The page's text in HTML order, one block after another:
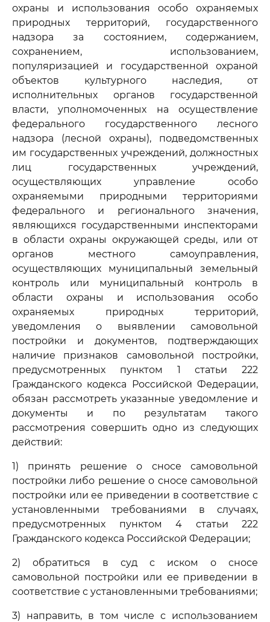
охраны и использования особо охраняемых
природных территорий, государственного
надзора за состоянием, содержанием,
сохранением, использованием,
популяризацией и государственной охраной
объектов культурного наследия, от
исполнительных органов государственной
власти, уполномоченных на осуществление
федерального государственного лесного
надзора (лесной охраны), подведомственных
им государственных учреждений, должностных
лиц государственных учреждений,
осуществляющих управление особо
охраняемыми природными территориями
федерального и регионального значения,
являющихся государственными инспекторами
в области охраны окружающей среды, или от
органов местного самоуправления,
осуществляющих муниципальный земельный
контроль или муниципальный контроль в
области охраны и использования особо
охраняемых природных территорий,
уведомления о выявлении самовольной
постройки и документов, подтверждающих
наличие признаков самовольной постройки,
предусмотренных пунктом 1 статьи 222
Гражданского кодекса Российской Федерации,
обязан рассмотреть указанные уведомление и
документы и по результатам такого
рассмотрения совершить одно из следующих
действий:
1) принять решение о сносе самовольной
постройки либо решение о сносе самовольной
постройки или ее приведении в соответствие с
установленными требованиями в случаях,
предусмотренных пунктом 4 статьи 222
Гражданского кодекса Российской Федерации;
2) обратиться в суд с иском о сносе
самовольной постройки или ее приведении в
соответствие с установленными требованиями;
3) направить, в том числе с использованием